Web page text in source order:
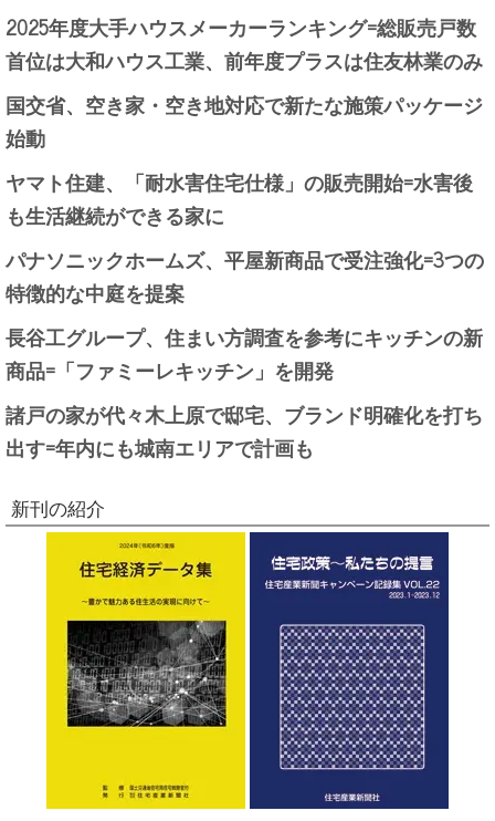
2025年度大手ハウスメーカーランキング=総販売戸数
首位は大和ハウス工業、前年度プラスは住友林業のみ
国交省、空き家・空き地対応で新たな施策パッケージ
始動
ヤマト住建、「耐水害住宅仕様」の販売開始=水害後
も生活継続ができる家に
パナソニックホームズ、平屋新商品で受注強化=3つの
特徴的な中庭を提案
長谷工グループ、住まい方調査を参考にキッチンの新
商品=「ファミーレキッチン」を開発
諸戸の家が代々木上原で邸宅、ブランド明確化を打ち
出す=年内にも城南エリアで計画も
新刊の紹介